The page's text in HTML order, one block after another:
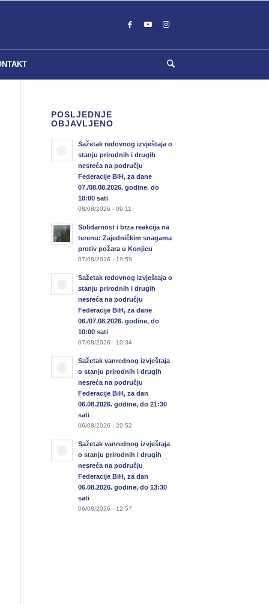
POSLJEDNJE
OBJAVLJENO
Sažetak redovnog izvještaja o
stanju prirodnih i drugih
nesreća na području
Federacije BiH, za dane
07./08.08.2026. godine, do
10:00 sati
08/08/2026 - 09:11
Solidarnost i brza reakcija na
terenu: Zajedničkim snagama
protiv požara u Konjicu
07/08/2026 - 19:59
Sažetak redovnog izvještaja o
stanju prirodnih i drugih
nesreća na području
Federacije BiH, za dane
06./07.08.2026. godine, do
10:00 sati
07/08/2026 - 10:34
Sažetak vanrednog izvještaja
o stanju prirodnih i drugih
nesreća na području
Federacije BiH, za dan
06.08.2026. godine, do 21:30
sati
06/08/2026 - 20:52
Sažetak vanrednog izvještaja
o stanju prirodnih i drugih
nesreća na području
Federacije BiH, za dan
06.08.2026. godine, do 13:30
sati
06/08/2026 - 12:57